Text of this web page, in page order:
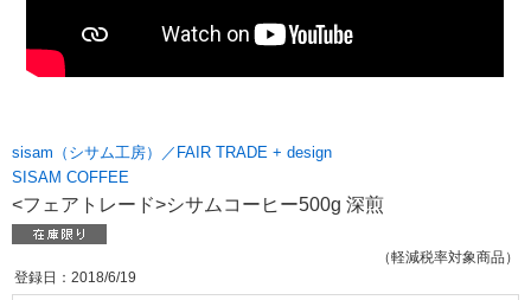
sisam（シサム工房）／FAIR TRADE + design
SISAM COFFEE
<フェアトレード>シサムコーヒー500g 深煎
（軽減税率対象商品）
登録日：2018/6/19